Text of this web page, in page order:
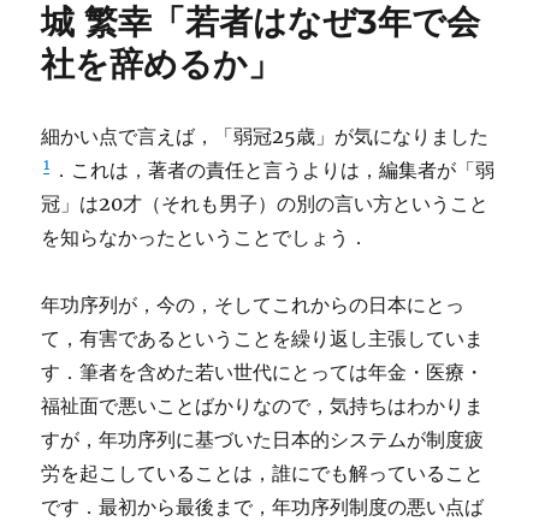
城 繁幸「若者はなぜ3年で会
社を辞めるか」
細かい点で言えば，「弱冠25歳」が気になりました
1 ．これは，著者の責任と言うよりは，編集者が「弱
冠」は20才（それも男子）の別の言い方ということ
を知らなかったということでしょう．
年功序列が，今の，そしてこれからの日本にとっ
て，有害であるということを繰り返し主張していま
す．筆者を含めた若い世代にとっては年金・医療・
福祉面で悪いことばかりなので，気持ちはわかりま
すが，年功序列に基づいた日本的システムが制度疲
労を起こしていることは，誰にでも解っていること
です．最初から最後まで，年功序列制度の悪い点ば